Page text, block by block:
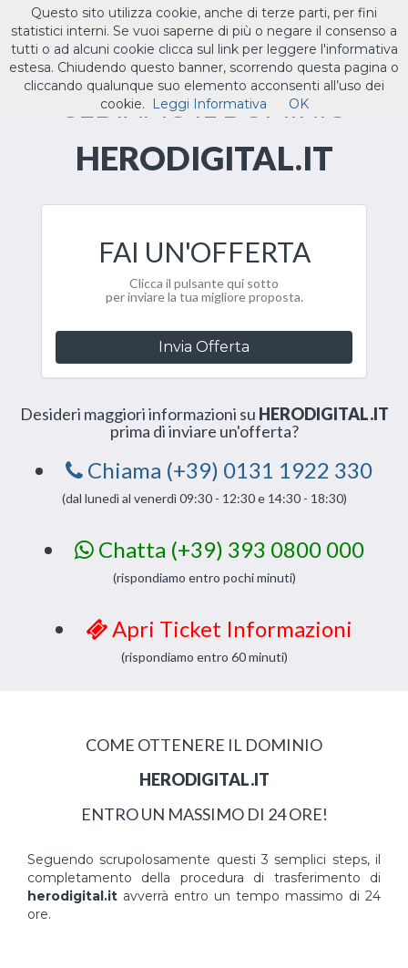
Toggle
ILTUO.IT
CEDIAMO IL DOMINIO
HERODIGITAL.IT
FAI UN'OFFERTA
Clicca il pulsante qui sotto
per inviare la tua migliore proposta.
Invia Offerta
Desideri maggiori informazioni su HERODIGITAL.IT
prima di inviare un'offerta?
Chiama (+39) 0131 1922 330
(dal lunedì al venerdì 09:30 - 12:30 e 14:30 - 18:30)
Chatta (+39) 393 0800 000
(rispondiamo entro pochi minuti)
Apri Ticket Informazioni
(rispondiamo entro 60 minuti)
COME OTTENERE IL DOMINIO
HERODIGITAL.IT
ENTRO UN MASSIMO DI 24 ORE!
Seguendo scrupolosamente questi 3 semplici steps, il
completamento della procedura di trasferimento di
herodigital.it avverrà entro un tempo massimo di 24
ore.
Questo sito utilizza cookie, anche di terze parti, per fini
statistici interni. Se vuoi saperne di più o negare il consenso a
tutti o ad alcuni cookie clicca sul link per leggere l'informativa
estesa. Chiudendo questo banner, scorrendo questa pagina o
cliccando qualunque suo elemento acconsenti all’uso dei
cookie.
Leggi Informativa OK